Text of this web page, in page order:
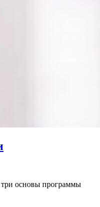
три основы программы